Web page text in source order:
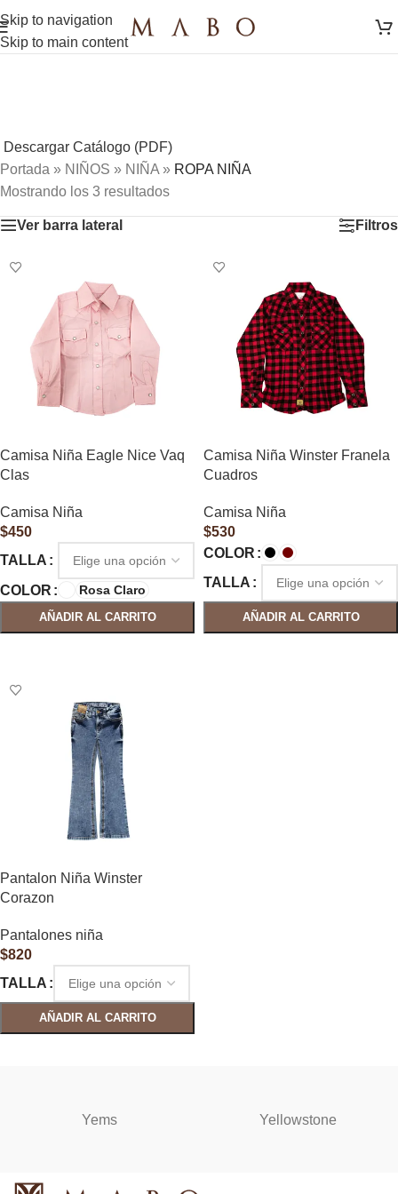
Skip to navigation
Skip to main content
Descargar Catálogo (PDF)
Portada » NIÑOS » NIÑA » ROPA NIÑA
Mostrando los 3 resultados
Ver barra lateral Filtros
Camisa Niña Eagle Nice Vaq
Clas
Camisa Niña
$450
TALLA
COLOR
Rosa Claro
AÑADIR AL CARRITO
Camisa Niña Winster Franela
Cuadros
Camisa Niña
$530
COLOR
TALLA
AÑADIR AL CARRITO
Pantalon Niña Winster
Corazon
Pantalones niña
$820
TALLA
AÑADIR AL CARRITO
Yems Yellowstone